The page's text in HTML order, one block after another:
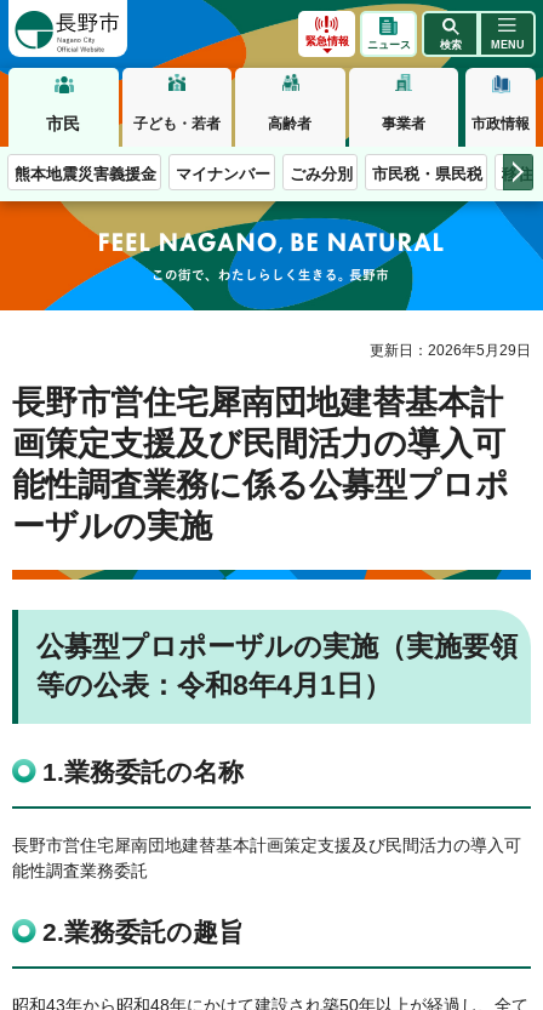
緊急情報 ニュース 検索 MENU
市民 子ども・若者 高齢者 事業者 市政情報
熊本地震災害義援金 マイナンバー ごみ分別 市民税・県民税 移住
この街で、わたしらしく生きる。長野市
更新日：2026年5月29日
長野市営住宅犀南団地建替基本計
画策定支援及び民間活力の導入可
能性調査業務に係る公募型プロポ
ーザルの実施
公募型プロポーザルの実施（実施要領
等の公表：令和8年4月1日）
1.業務委託の名称
長野市営住宅犀南団地建替基本計画策定支援及び民間活力の導入可
能性調査業務委託
2.業務委託の趣旨
昭和43年から昭和48年にかけて建設され築50年以上が経過し、全て